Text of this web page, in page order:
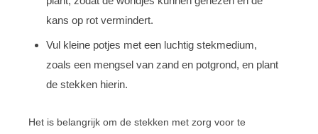
kans op rot vermindert.
Vul kleine potjes met een luchtig stekmedium,
zoals een mengsel van zand en potgrond, en plant
de stekken hierin.
Het is belangrijk om de stekken met zorg voor te